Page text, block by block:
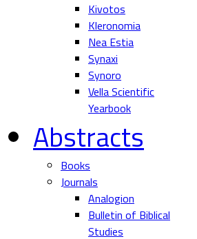
Kivotos
Kleronomia
Nea Estia
Synaxi
Synoro
Vella Scientific
Yearbook
Abstracts
Books
Journals
Analogion
Bulletin of Biblical
Studies